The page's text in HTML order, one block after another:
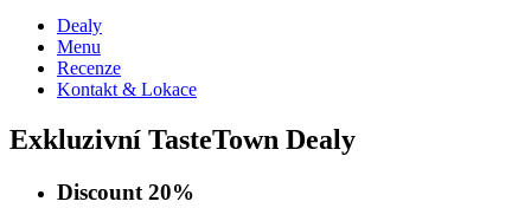
Dealy
Menu
Recenze
Kontakt & Lokace
Exkluzivní TasteTown Dealy
Discount 20%